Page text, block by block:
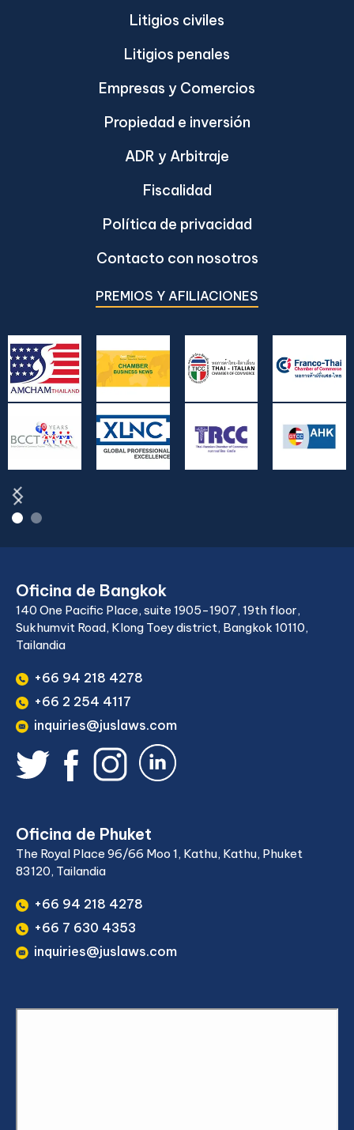
Litigios civiles
Litigios penales
Empresas y Comercios
Propiedad e inversión
ADR y Arbitraje
Fiscalidad
Política de privacidad
Contacto con nosotros
PREMIOS Y AFILIACIONES
Oficina de Bangkok
140 One Pacific Place, suite 1905-1907, 19th floor,
Sukhumvit Road, Klong Toey district, Bangkok 10110,
Tailandia
+66 94 218 4278
+66 2 254 4117
inquiries@juslaws.com
Oficina de Phuket
The Royal Place 96/66 Moo 1, Kathu, Kathu, Phuket
83120, Tailandia
+66 94 218 4278
+66 7 630 4353
inquiries@juslaws.com